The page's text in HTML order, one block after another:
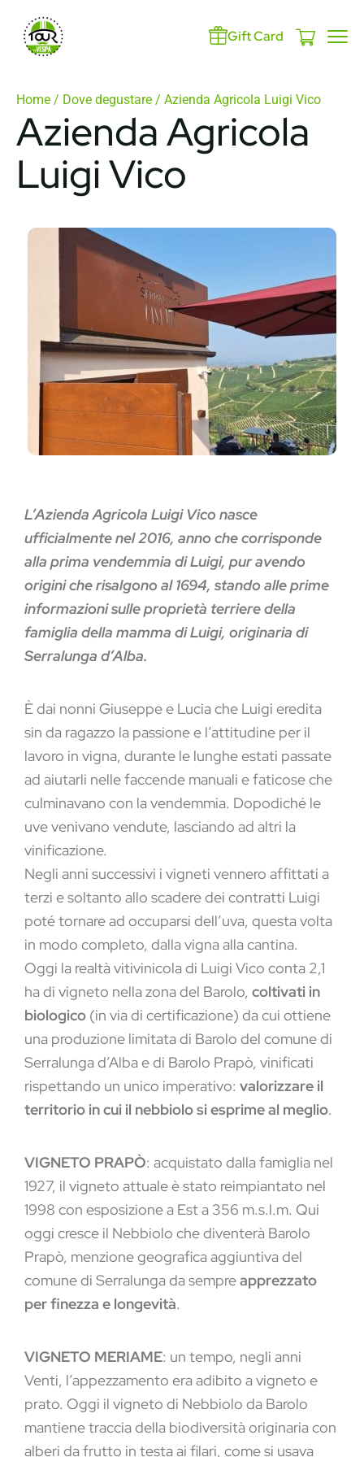
Gift Card
Home / Dove degustare / Azienda Agricola Luigi Vico
Azienda Agricola
Luigi Vico
L’Azienda Agricola Luigi Vico nasce
ufficialmente nel 2016, anno che corrisponde
alla prima vendemmia di Luigi, pur avendo
origini che risalgono al 1694, stando alle prime
informazioni sulle proprietà terriere della
famiglia della mamma di Luigi, originaria di
Serralunga d’Alba.
È dai nonni Giuseppe e Lucia che Luigi eredita
sin da ragazzo la passione e l’attitudine per il
lavoro in vigna, durante le lunghe estati passate
ad aiutarli nelle faccende manuali e faticose che
culminavano con la vendemmia. Dopodiché le
uve venivano vendute, lasciando ad altri la
vinificazione.
Negli anni successivi i vigneti vennero affittati a
terzi e soltanto allo scadere dei contratti Luigi
poté tornare ad occuparsi dell’uva, questa volta
in modo completo, dalla vigna alla cantina.
Oggi la realtà vitivinicola di Luigi Vico conta 2,1
ha di vigneto nella zona del Barolo, coltivati in
biologico (in via di certificazione) da cui ottiene
una produzione limitata di Barolo del comune di
Serralunga d’Alba e di Barolo Prapò, vinificati
rispettando un unico imperativo: valorizzare il
territorio in cui il nebbiolo si esprime al meglio.
VIGNETO PRAPÒ: acquistato dalla famiglia nel
1927, il vigneto attuale è stato reimpiantato nel
1998 con esposizione a Est a 356 m.s.l.m. Qui
oggi cresce il Nebbiolo che diventerà Barolo
Prapò, menzione geografica aggiuntiva del
comune di Serralunga da sempreapprezzato
per finezza e longevità.
VIGNETO MERIAME: un tempo, negli anni
Venti, l’appezzamento era adibito a vigneto e
prato. Oggi il vigneto di Nebbiolo da Barolo
mantiene traccia della biodiversità originaria con
alberi da frutto in testa ai filari, come si usava